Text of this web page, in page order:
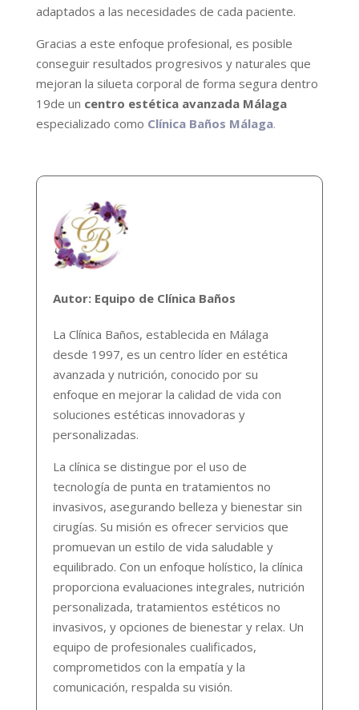
adaptados a las necesidades de cada paciente.
Gracias a este enfoque profesional, es posible
conseguir resultados progresivos y naturales que
mejoran la silueta corporal de forma segura dentro
19de un centro estética avanzada Málaga
especializado como Clínica Baños Málaga.
Autor: Equipo de Clínica Baños
La Clínica Baños, establecida en Málaga
desde 1997, es un centro líder en estética
avanzada y nutrición, conocido por su
enfoque en mejorar la calidad de vida con
soluciones estéticas innovadoras y
personalizadas.
La clínica se distingue por el uso de
tecnología de punta en tratamientos no
invasivos, asegurando belleza y bienestar sin
cirugías. Su misión es ofrecer servicios que
promuevan un estilo de vida saludable y
equilibrado. Con un enfoque holístico, la clínica
proporciona evaluaciones integrales, nutrición
personalizada, tratamientos estéticos no
invasivos, y opciones de bienestar y relax. Un
equipo de profesionales cualificados,
comprometidos con la empatía y la
comunicación, respalda su visión.